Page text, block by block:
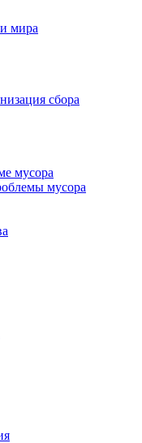
сбора
мусора
мусора